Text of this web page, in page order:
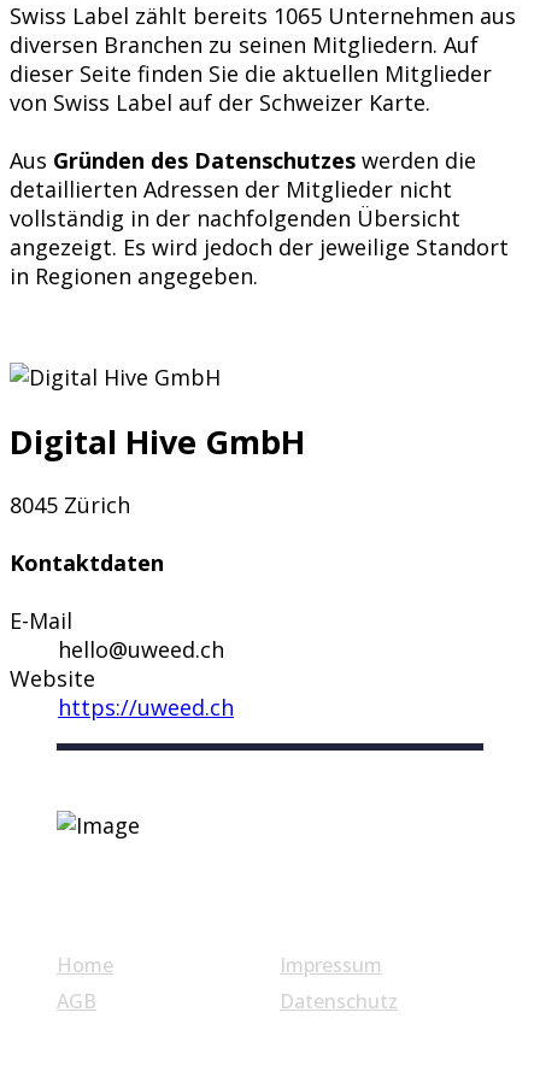
Swiss Label zählt bereits 1065 Unternehmen aus
diversen Branchen zu seinen Mitgliedern. Auf
dieser Seite finden Sie die aktuellen Mitglieder
von Swiss Label auf der Schweizer Karte.
Aus Gründen des Datenschutzes werden die
detaillierten Adressen der Mitglieder nicht
vollständig in der nachfolgenden Übersicht
angezeigt. Es wird jedoch der jeweilige Standort
in Regionen angegeben.
Digital Hive GmbH
8045 Zürich
Kontaktdaten
E-Mail
hello@uweed.ch
Website
https://uweed.ch
Home
AGB
Impressum
Datenschutz